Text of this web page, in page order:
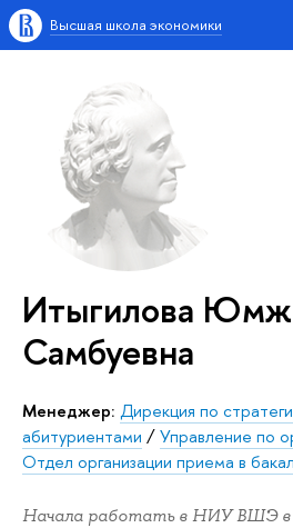
Высшая школа экономики
Итыгилова
Самбуевна
Менеджер: Дирекция по
абитуриентами /Управление по
Отдел организации приема в
Начала работать в НИУ ВШЭ в